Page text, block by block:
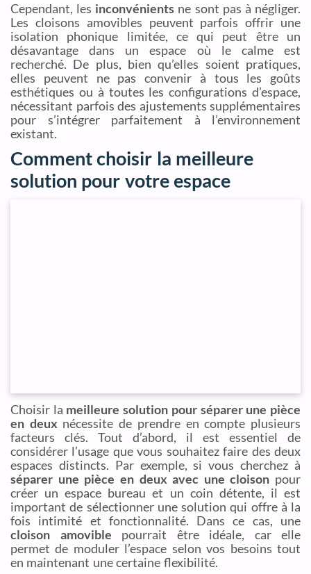
Cependant, les inconvénients ne sont pas à négliger.
Les cloisons amovibles peuvent parfois offrir une
isolation phonique limitée, ce qui peut être un
désavantage dans un espace où le calme est
recherché. De plus, bien qu’elles soient pratiques,
elles peuvent ne pas convenir à tous les goûts
esthétiques ou à toutes les configurations d’espace,
nécessitant parfois des ajustements supplémentaires
pour s’intégrer parfaitement à l’environnement
existant.
Comment choisir la meilleure
solution pour votre espace
Choisir la meilleure solution pour séparer une pièce
en deux nécessite de prendre en compte plusieurs
facteurs clés. Tout d’abord, il est essentiel de
considérer l’usage que vous souhaitez faire des deux
espaces distincts. Par exemple, si vous cherchez à
séparer une pièce en deux avec une cloison pour
créer un espace bureau et un coin détente, il est
important de sélectionner une solution qui offre à la
fois intimité et fonctionnalité. Dans ce cas, une
cloison amovible pourrait être idéale, car elle
permet de moduler l’espace selon vos besoins tout
en maintenant une certaine flexibilité.